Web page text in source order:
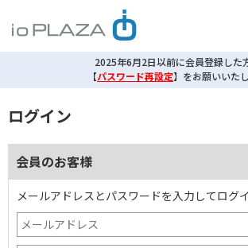
2025年6月2日以前に会員登録した
【パスワード再設定】 をお願いいた
ログイン
会員のお客様
メールアドレスとパスワードを入力してログ